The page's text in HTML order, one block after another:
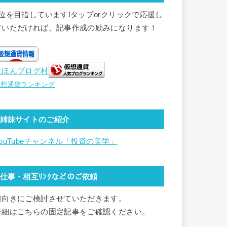
を目指しています!タップorクリックで応援し
いただければ、記事作成の励みになります！
ほんブログ村
通貨ランキング
姉妹サイトのご紹介
チャンネル「投資の美学」
仕事・相互ﾘﾝｸなどのご依頼
向きにご検討させていただきます。
細はこちらの固定記事をご確認ください。